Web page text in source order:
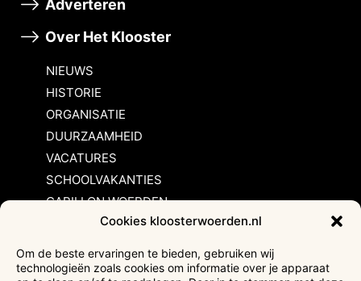
Cookies kloosterwoerden.nl
Om de beste ervaringen te bieden, gebruiken wij
technologieën zoals cookies om informatie over je apparaat
Adverteren
Over Het Klooster
NIEUWS
HISTORIE
ORGANISATIE
DUURZAAMHEID
VACATURES
SCHOOLVAKANTIES
CARILLON WOERDEN
Inschrijvingsvoorwaarden
Bezoekersvoorwaarden